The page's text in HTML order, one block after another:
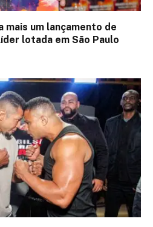
um lançamento de
lotada em São Paulo